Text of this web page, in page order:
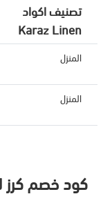
تصنيف اكواد
Karaz Linen
المنزل
المنزل
كود خصم كرز